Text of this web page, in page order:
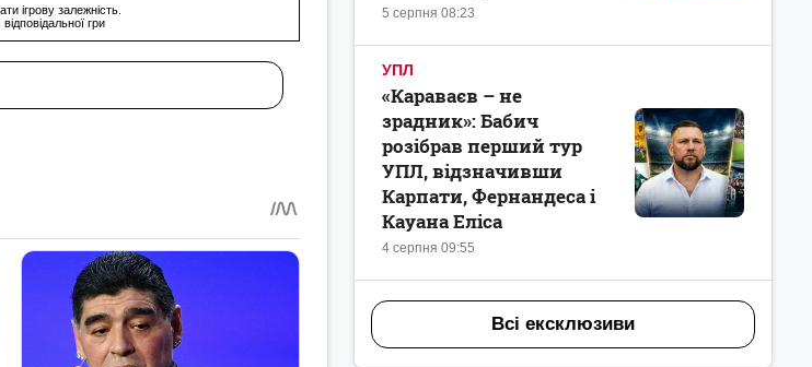
ігрову залежність.
гри
5 серпня 08:23
УПЛ
4 серпня 09:55
«Караваєв – не
зрадник»: Бабич
розібрав перший тур
УПЛ, відзначивши
Карпати, Фернандеса і
Кауана Еліса
Всі ексклюзиви